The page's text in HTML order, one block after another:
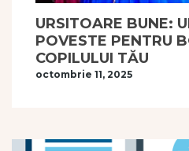
URSITOARE BUNE:
POVESTE PENTRU
COPILULUI TĂU
octombrie 11, 2025